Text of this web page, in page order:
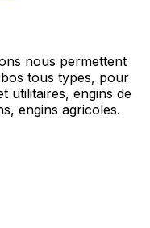
nous permettent
tous types, pour
utilitaires, engins de
engins agricoles.